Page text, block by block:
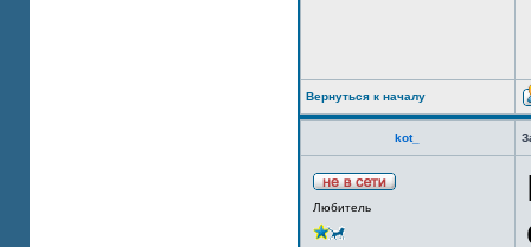
Вернуться к началу
kot_
Любитель